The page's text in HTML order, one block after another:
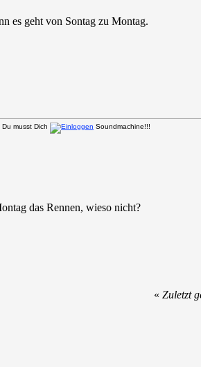
es geht von Sontag zu Montag.
musst Dich Soundmachine!!!
das Rennen, wieso nicht?
«Zuletzt